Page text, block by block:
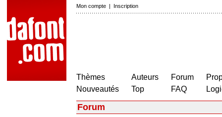
Mon compte | Inscription
Thèmes
Nouveautés
Auteurs
Top
Forum
FAQ
Forum